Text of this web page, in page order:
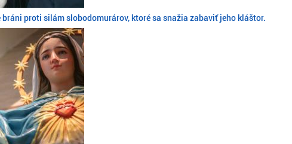
proti silám slobodomurárov, ktoré sa snažia zabaviť jeho kláštor.